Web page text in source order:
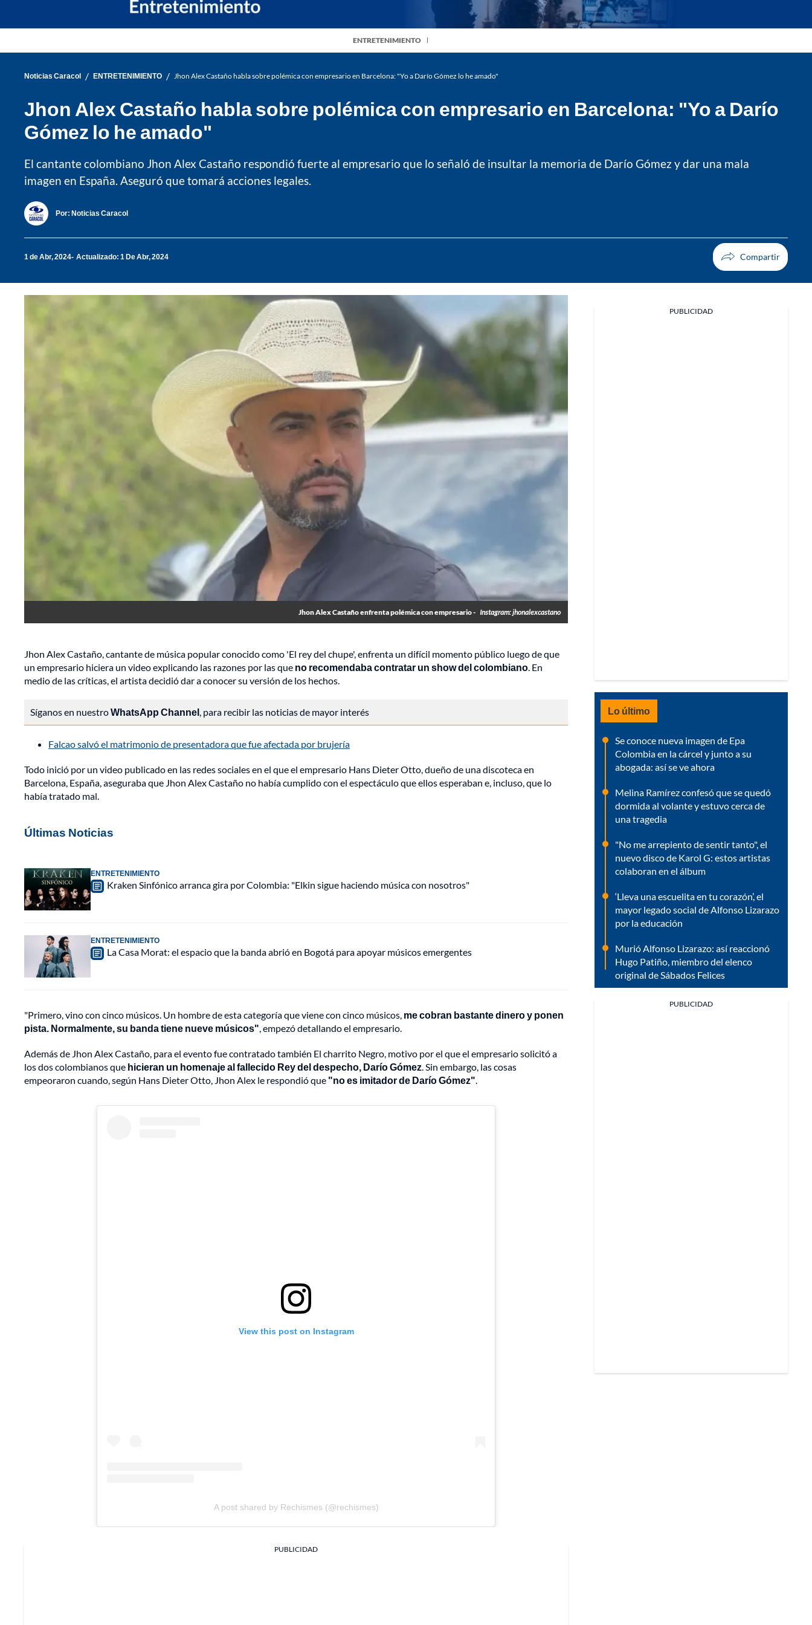
ENTRETENIMIENTO
Noticias Caracol / ENTRETENIMIENTO / Jhon Alex Castaño habla sobre polémica con empresario en Barcelona: "Yo a Darío Gómez lo he amado"
Jhon Alex Castaño habla sobre polémica con empresario en Barcelona: "Yo a Darío
Gómez lo he amado"
El cantante colombiano Jhon Alex Castaño respondió fuerte al empresario que lo señaló de insultar la memoria de Darío Gómez y dar una mala
imagen en España. Aseguró que tomará acciones legales.
Por: Noticias Caracol
1 de Abr, 2024 Actualizado: 1 De Abr, 2024
Jhon Alex Castaño enfrenta polémica con empresario - Instagram: jhonalexcastano
Jhon Alex Castaño, cantante de música popular conocido como 'El rey del chupe', enfrenta un difícil momento público luego de que
un empresario hiciera un video explicando las razones por las que no recomendaba contratar un show del colombiano. En
medio de las críticas, el artista decidió dar a conocer su versión de los hechos.
Síganos en nuestroWhatsApp Channel, para recibir las noticias de mayor interés
Falcao salvó el matrimonio de presentadora que fue afectada por brujería
Todo inició por un video publicado en las redes sociales en el que el empresario Hans Dieter Otto, dueño de una discoteca en
Barcelona, España, aseguraba que Jhon Alex Castaño no había cumplido con el espectáculo que ellos esperaban e, incluso, que lo
había tratado mal.
Últimas Noticias
ENTRETENIMIENTO
Kraken Sinfónico arranca gira por Colombia: "Elkin sigue haciendo música con nosotros"
ENTRETENIMIENTO
La Casa Morat: el espacio que la banda abrió en Bogotá para apoyar músicos emergentes
"Primero, vino con cinco músicos. Un hombre de esta categoría que viene con cinco músicos, me cobran bastante dinero y ponen
pista. Normalmente, su banda tiene nueve músicos", empezó detallando el empresario.
Además de Jhon Alex Castaño, para el evento fue contratado también El charrito Negro, motivo por el que el empresario solicitó a
los dos colombianos que hicieran un homenaje al fallecido Rey del despecho, Darío Gómez. Sin embargo, las cosas
empeoraron cuando, según Hans Dieter Otto, Jhon Alex le respondió que "no es imitador de Darío Gómez".
View this post on Instagram
A post shared by Rechismes (@rechismes)
PUBLICIDAD
PUBLICIDAD
Lo último
Se conoce nueva imagen de Epa
Colombia en la cárcel y junto a su
abogada: así se ve ahora
Melina Ramírez confesó que se quedó
dormida al volante y estuvo cerca de
una tragedia
"No me arrepiento de sentir tanto", el
nuevo disco de Karol G: estos artistas
colaboran en el álbum
‘Lleva una escuelita en tu corazón’, el
mayor legado social de Alfonso Lizarazo
por la educación
Murió Alfonso Lizarazo: así reaccionó
Hugo Patiño, miembro del elenco
original de Sábados Felices
PUBLICIDAD